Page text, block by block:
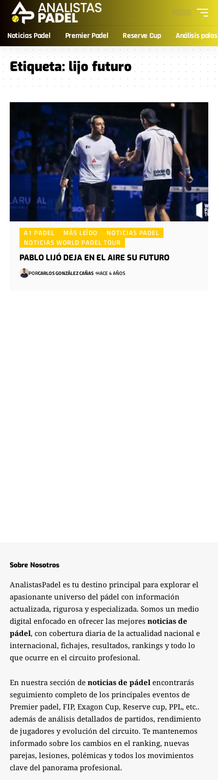
Noticias Padel Premier Padel Reserve Cup Análisis palas
Etiqueta: lijo futuro
A1 PADEL MÁS LEÍDO
NOTICIAS PADEL
NOTICIAS WORLD PADEL TOUR
PABLO LIJÓ DEJA EN EL AIRE SU FUTURO
PORCARLOS GONZÁLEZ CAÑAS HACE 4 AÑOS
Sobre Nosotros
AnalistasPadel es tu destino principal para explorar el
apasionante universo del pádel con información
actualizada, rigurosa y especializada. Somos un medio
digital enfocado en ofrecer las mejores noticias de
pádel, con cobertura diaria de la actualidad nacional e
internacional, fichajes, resultados, rankings y todo lo
que ocurre en el circuito profesional.
En nuestra sección de noticias de pádel encontrarás
seguimiento completo de los principales eventos de
Premier padel, FIP, Exagon Cup, Reserve cup, PPL, etc..
además de análisis detallados de partidos, rendimiento
de jugadores y evolución del circuito. Te mantenemos
informado sobre los cambios en el ranking, nuevas
parejas, lesiones, polémicas y todos los movimientos
clave del panorama profesional.